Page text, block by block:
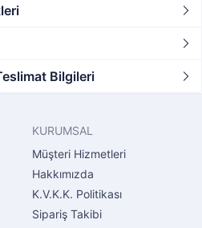
Bilgileri
KURUMSAL
Müşteri Hizmetleri
Hakkımızda
K.V.K.K. Politikası
Sipariş Takibi